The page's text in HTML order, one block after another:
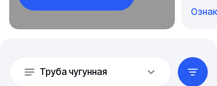
Труба чугунная